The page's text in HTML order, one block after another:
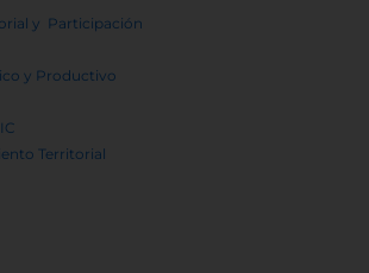
y Participación
y Productivo
Territorial